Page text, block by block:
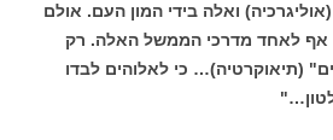
ואלה בידי המון העם. אולם
אף לאחד מדרכי הממשל האלה. רק
(תיאוקרטיה)… כי לאלוהים לבדו